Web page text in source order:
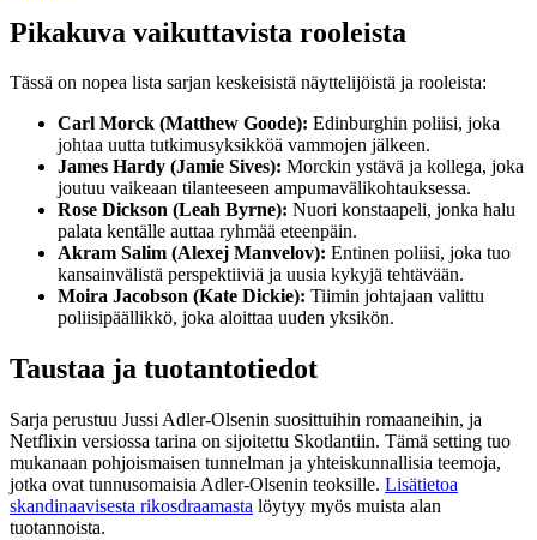
Pikakuva vaikuttavista rooleista
Tässä on nopea lista sarjan keskeisistä näyttelijöistä ja rooleista:
Carl Morck (Matthew Goode): Edinburghin poliisi, joka
johtaa uutta tutkimusyksikköä vammojen jälkeen.
James Hardy (Jamie Sives): Morckin ystävä ja kollega, joka
joutuu vaikeaan tilanteeseen ampumavälikohtauksessa.
Rose Dickson (Leah Byrne): Nuori konstaapeli, jonka halu
palata kentälle auttaa ryhmää eteenpäin.
Akram Salim (Alexej Manvelov): Entinen poliisi, joka tuo
kansainvälistä perspektiiviä ja uusia kykyjä tehtävään.
Moira Jacobson (Kate Dickie): Tiimin johtajaan valittu
poliisipäällikkö, joka aloittaa uuden yksikön.
Taustaa ja tuotantotiedot
Sarja perustuu Jussi Adler-Olsenin suosittuihin romaaneihin, ja
Netflixin versiossa tarina on sijoitettu Skotlantiin. Tämä setting tuo
mukanaan pohjoismaisen tunnelman ja yhteiskunnallisia teemoja,
jotka ovat tunnusomaisia Adler-Olsenin teoksille. Lisätietoa
skandinaavisesta rikosdraamasta löytyy myös muista alan
tuotannoista.